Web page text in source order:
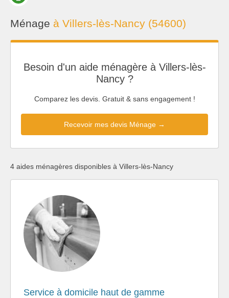
Ménage à Villers-lès-Nancy (54600)
Besoin d'un aide ménagère à Villers-lès-
Nancy ?
Comparez les devis. Gratuit & sans engagement !
Recevoir mes devis Ménage →
4 aides ménagères disponibles à Villers-lès-Nancy
Service à domicile haut de gamme